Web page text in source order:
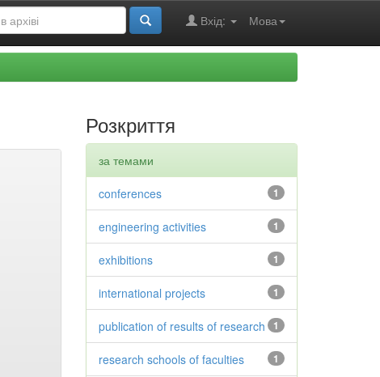
Мова
Вхід:
Розкриття
за темами
1
conferences
1
engineering activities
1
exhibitions
1
international projects
1
publication of results of research
1
research schools of faculties